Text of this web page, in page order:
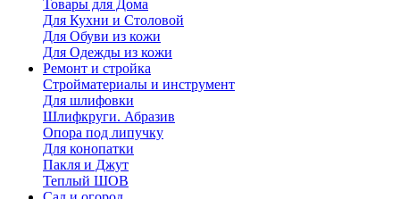
Товары для Дома
Для Кухни и Столовой
Для Обуви из кожи
Для Одежды из кожи
Ремонт и стройка
Стройматериалы и инструмент
Для шлифовки
Шлифкруги. Абразив
Опора под липучку
Для конопатки
Пакля и Джут
Теплый ШОВ